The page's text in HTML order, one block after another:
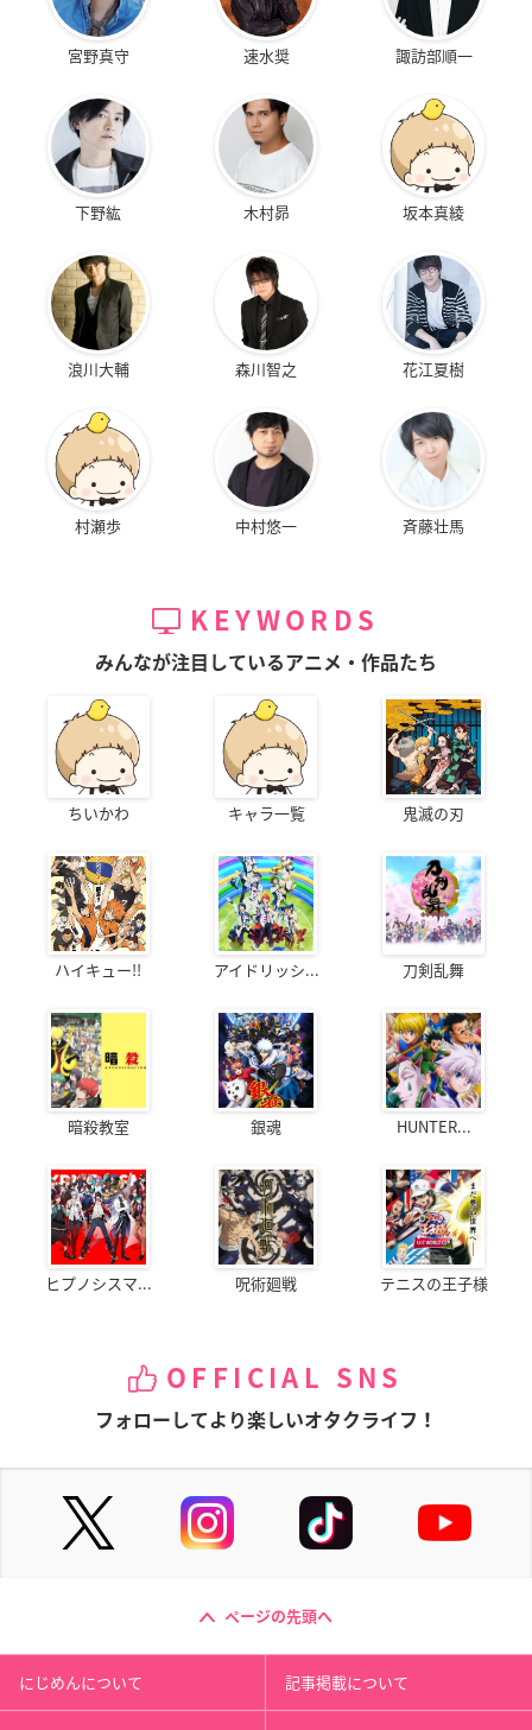
宮野真守 速水奨 諏訪部順一
下野紘 木村昴 坂本真綾
浪川大輔 森川智之 花江夏樹
村瀬歩 中村悠一 斉藤壮馬
KEYWORDS
みんなが注目しているアニメ・作品たち
ちいかわ キャラ一覧 鬼滅の刃
ハイキュー!! アイドリッシ... 刀剣乱舞
暗殺教室 銀魂 HUNTER...
ヒプノシスマ... 呪術廻戦 テニスの王子様
OFFICIAL SNS
フォローしてより楽しいオタクライフ！
ページの先頭へ
にじめんについて 記事掲載について